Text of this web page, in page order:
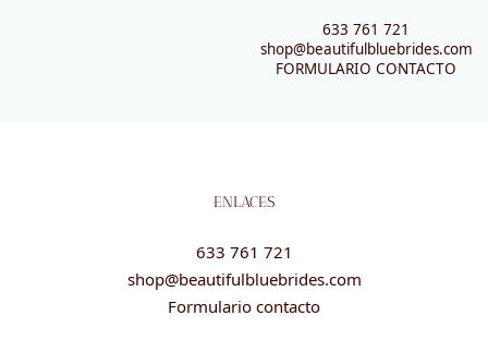
633 761 721
shop@beautifulbluebrides.com
FORMULARIO CONTACTO
ENLACES
633 761 721
shop@beautifulbluebrides.com
Formulario contacto